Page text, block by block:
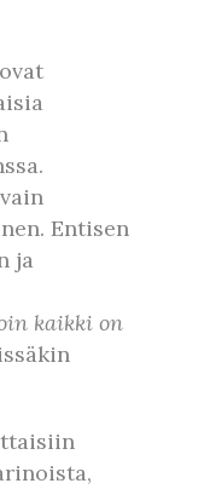
Entisen
ja
kaikki on